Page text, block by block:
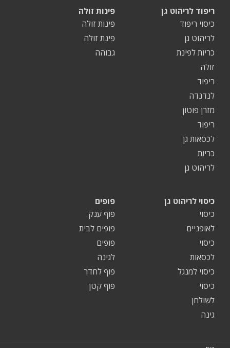
פינות זולה
פינות זולה
פינת זולה
גבוהה
ריפוד לריהוט גן
כיסוי ריפוד
לריהוט גן
כריות לפינת
זולה
ריפוד
לנדנדה
מזרן פוטון
ריפוד
לכסאות גן
כריות
לריהוט גן
פופים
פוף ענק
פופים לבית
פופים
לגינה
פוף לחדר
פוף קטן
כיסוי לריהוט גן
כיסוי
לאופניים
כיסוי
לכסאות
כיסוי למנגל
כיסוי
לשולחן
גינה